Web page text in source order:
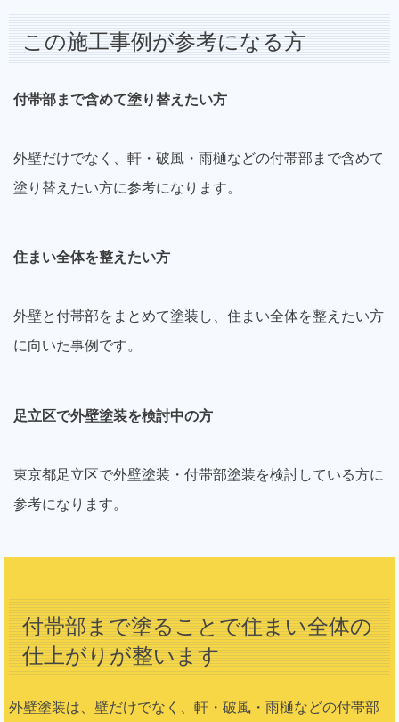
この施工事例が参考になる方
付帯部まで含めて塗り替えたい方
外壁だけでなく、軒・破風・雨樋などの付帯部まで含めて
塗り替えたい方に参考になります。
住まい全体を整えたい方
外壁と付帯部をまとめて塗装し、住まい全体を整えたい方
に向いた事例です。
足立区で外壁塗装を検討中の方
東京都足立区で外壁塗装・付帯部塗装を検討している方に
参考になります。
付帯部まで塗ることで住まい全体の
仕上がりが整います
外壁塗装は、壁だけでなく、軒・破風・雨樋などの付帯部